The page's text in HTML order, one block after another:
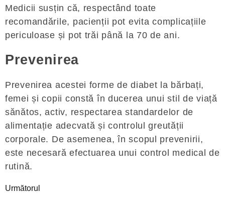
Medicii susțin că, respectând toate
recomandările, pacienții pot evita complicațiile
periculoase și pot trăi până la 70 de ani.
Prevenirea
Prevenirea acestei forme de diabet la bărbați,
femei și copii constă în ducerea unui stil de viață
sănătos, activ, respectarea standardelor de
alimentație adecvată și controlul greutății
corporale. De asemenea, în scopul prevenirii,
este necesară efectuarea unui control medical de
rutină.
Următorul